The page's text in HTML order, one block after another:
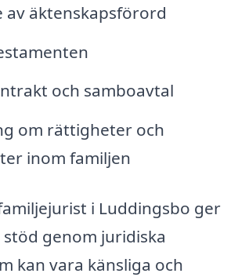
av äktenskapsförord
och samboavtal
om rättigheter och
inom familjen
i Luddingsbo ger
genom juridiska
kan vara känsliga och